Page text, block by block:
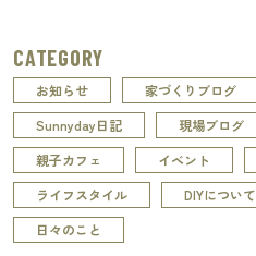
CATEGORY
お知らせ 家づくりブログ
Sunnyday日記
現場ブログ
親子カフェ
イベント
ライフスタイル
DIYについて
日々のこと